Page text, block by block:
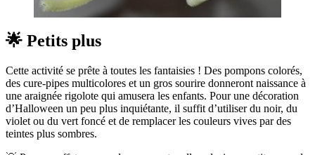
🌟 Petits plus
Cette activité se prête à toutes les fantaisies ! Des pompons colorés,
des cure-pipes multicolores et un gros sourire donneront naissance à
une araignée rigolote qui amusera les enfants. Pour une décoration
d’Halloween un peu plus inquiétante, il suffit d’utiliser du noir, du
violet ou du vert foncé et de remplacer les couleurs vives par des
teintes plus sombres.